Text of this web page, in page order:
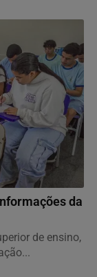
da
de ensino,